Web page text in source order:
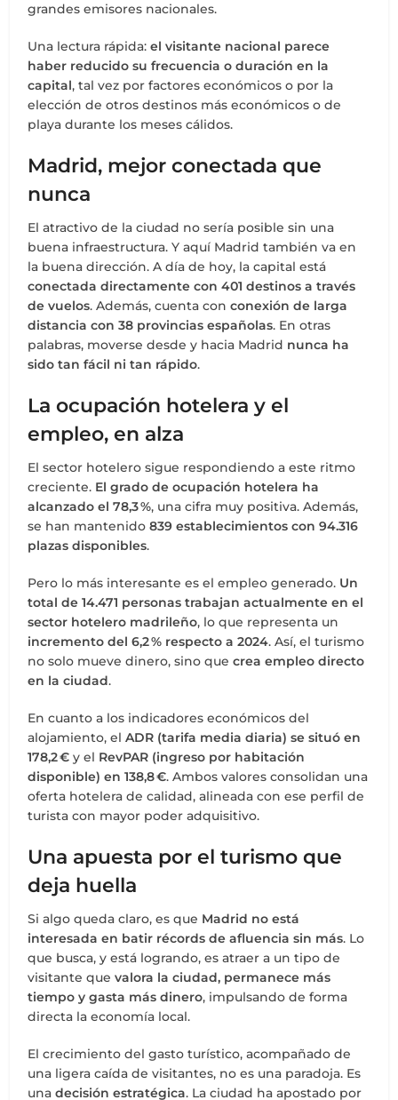
grandes emisores nacionales.
Una lectura rápida:el visitante nacional parece
haber reducido su frecuencia o duración en la
capital, tal vez por factores económicos o por la
elección de otros destinos más económicos o de
playa durante los meses cálidos.
Madrid, mejor conectada que
nunca
El atractivo de la ciudad no sería posible sin una
buena infraestructura. Y aquí Madrid también va en
la buena dirección. A día de hoy, la capital está
conectada directamente con 401 destinos a través
de vuelos. Además, cuenta conconexión de larga
distancia con 38 provincias españolas. En otras
palabras, moverse desde y hacia Madrid nunca ha
sido tan fácil ni tan rápido.
La ocupación hotelera y el
empleo, en alza
El sector hotelero sigue respondiendo a este ritmo
creciente. El grado de ocupación hotelera ha
alcanzado el 78,3 %, una cifra muy positiva. Además,
se han mantenido839 establecimientos con 94.316
plazas disponibles.
Pero lo más interesante es el empleo generado. Un
total de 14.471 personas trabajan actualmente en el
sector hotelero madrileño, lo que representa un
incremento del 6,2 % respecto a 2024. Así, el turismo
no solo mueve dinero, sino quecrea empleo directo
en la ciudad.
En cuanto a los indicadores económicos del
alojamiento, elADR (tarifa media diaria) se situó en
178,2 € y el RevPAR (ingreso por habitación
disponible) en 138,8 €. Ambos valores consolidan una
oferta hotelera de calidad, alineada con ese perfil de
turista con mayor poder adquisitivo.
Una apuesta por el turismo que
deja huella
Si algo queda claro, es que Madrid no está
interesada en batir récords de afluencia sin más. Lo
que busca, y está logrando, es atraer a un tipo de
visitante quevalora la ciudad, permanece más
tiempo y gasta más dinero, impulsando de forma
directa la economía local.
El crecimiento del gasto turístico, acompañado de
una ligera caída de visitantes, no es una paradoja. Es
unadecisión estratégica. La ciudad ha apostado por